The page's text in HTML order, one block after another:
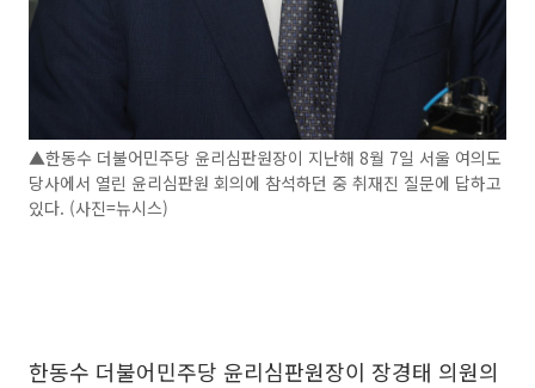
▲한동수 더불어민주당 윤리심판원장이 지난해 8월 7일 서울 여의도
당사에서 열린 윤리심판원 회의에 참석하던 중 취재진 질문에 답하고
있다. (사진=뉴시스)
한동수 더불어민주당 윤리심판원장이 장경태 의원의